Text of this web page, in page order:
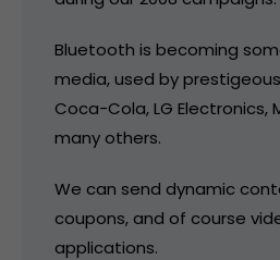
Bluetooth is becoming
media, used by
Coca-Cola, LG Electronics,
many others.
We can send dynamic
coupons, and of course
applications.